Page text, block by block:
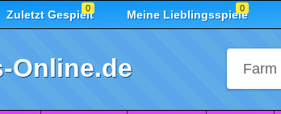
Zuletzt Gespielt
0 Meine Lieblingsspiele
0
Online.de